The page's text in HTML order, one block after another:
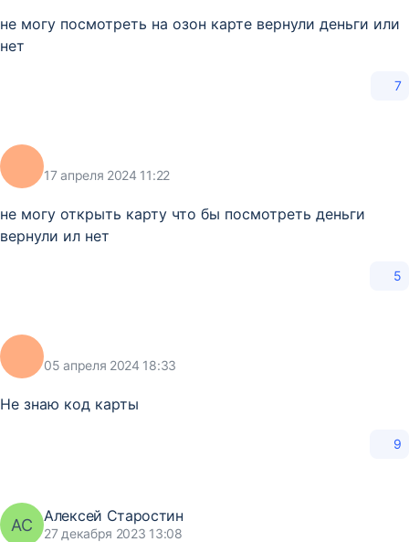
не могу посмотреть на озон карте вернули деньги или
нет
7
17 апреля 2024 11:22
не могу открыть карту что бы посмотреть деньги
вернули ил нет
5
05 апреля 2024 18:33
Не знаю код карты
9
АС Алексей Старостин
27 декабря 2023 13:08